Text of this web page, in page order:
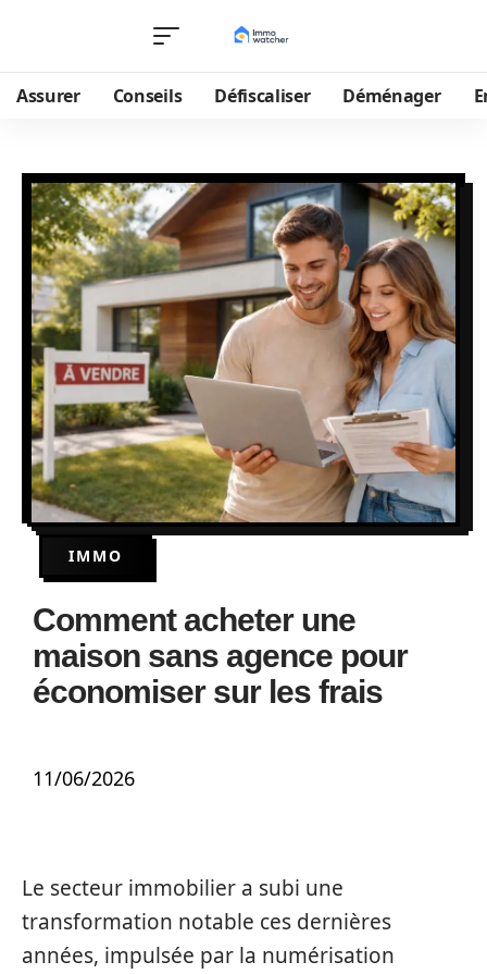
Assurer Conseils Défiscaliser Déménager
IMMO
Comment acheter une
maison sans agence pour
économiser sur les frais
11/06/2026
Le secteur immobilier a subi une
transformation notable ces dernières
années, impulsée par la numérisation